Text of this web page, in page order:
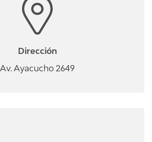
Dirección
Av. Ayacucho 2649